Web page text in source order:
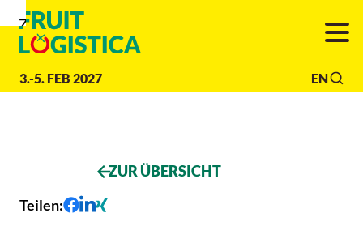
Zur
Navigation
Suche Hauptinhalt
3.-5. FEB 2027 EN
ZUR ÜBERSICHT
Teilen: